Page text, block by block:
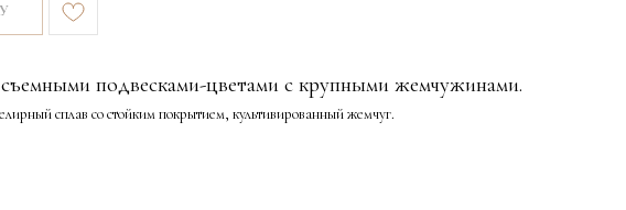
подвесками-цветами с крупными жемчужинами.
сплав со стойким покрытием, культивированный жемчуг.